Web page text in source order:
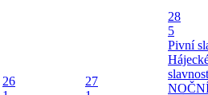
26
27
28
5
Pivní